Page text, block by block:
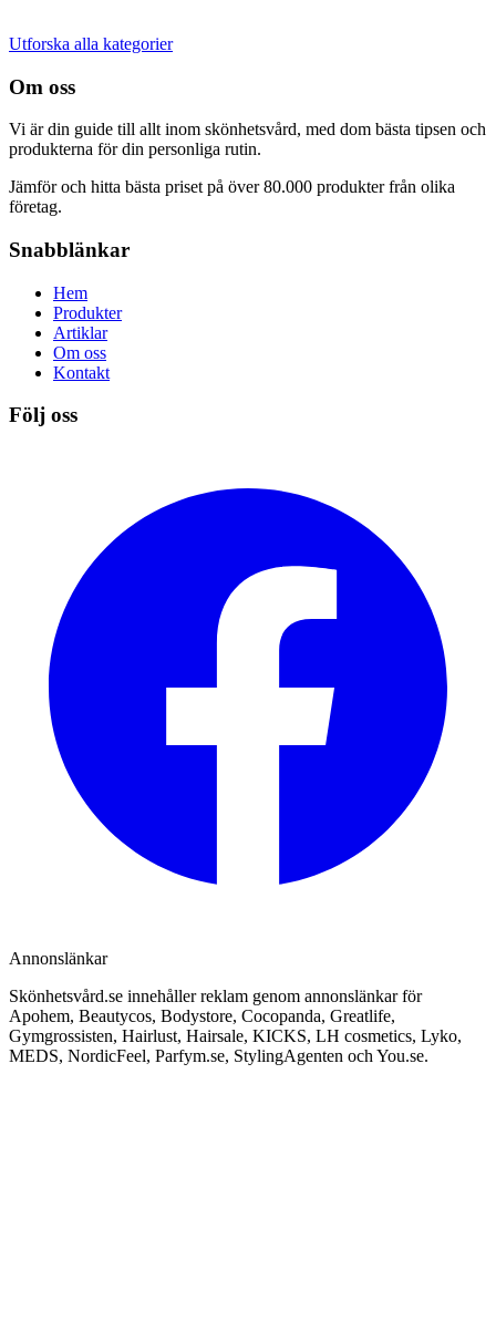
Utforska alla kategorier
Om oss
Vi är din guide till allt inom skönhetsvård, med dom bästa tipsen och
produkterna för din personliga rutin.
Jämför och hitta bästa priset på över 80.000 produkter från olika
företag.
Snabblänkar
Hem
Produkter
Artiklar
Om oss
Kontakt
Följ oss
Annonslänkar
Skönhetsvård.se innehåller reklam genom annonslänkar för
Apohem, Beautycos, Bodystore, Cocopanda, Greatlife,
Gymgrossisten, Hairlust, Hairsale, KICKS, LH cosmetics, Lyko,
MEDS, NordicFeel, Parfym.se, StylingAgenten och You.se.